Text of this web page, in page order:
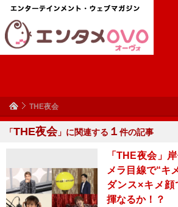
THE夜会
「THE夜会」に関連する １ 件の記事
「THE夜会」
メラ目線で“キ
ダンス×キメ顔
揮なるか！？